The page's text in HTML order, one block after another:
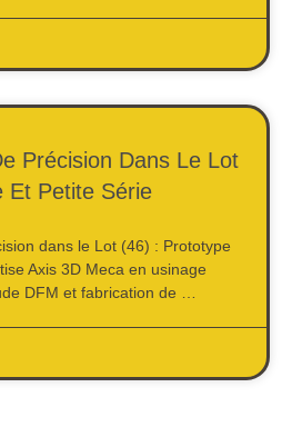
Précision Dans Le Lot
Et Petite Série
dans le Lot (46) : Prototype
Axis 3D Meca en usinage
DFM et fabrication de …